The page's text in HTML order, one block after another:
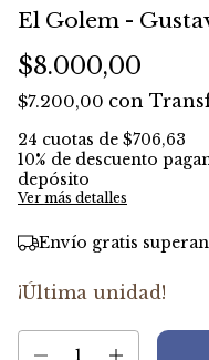
El Golem -
$8.000,00
$7.200,00 con
24 cuotas de $706,63
10% de descuento
depósito
Ver más detalles
Envío gratis
¡Última unidad!